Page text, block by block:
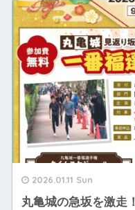
2026.01.11 Sun
丸亀城の急坂を激走